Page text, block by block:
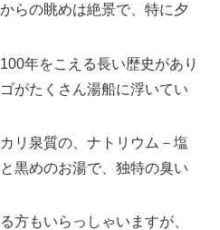
らの眺めは絶景で、特に夕
年をこえる長い歴史があり
がたくさん湯船に浮いてい
リ泉質の、ナトリウム－塩
黒めのお湯で、独特の臭い
方もいらっしゃいますが、